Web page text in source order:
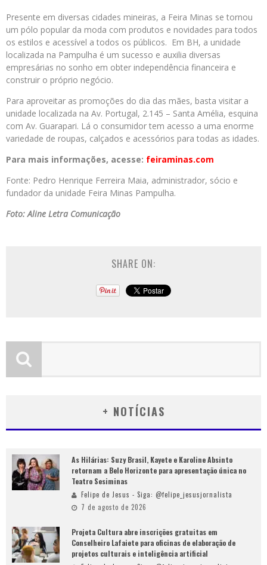
Presente em diversas cidades mineiras, a Feira Minas se tornou
um pólo popular da moda com produtos e novidades para todos
os estilos e acessível a todos os públicos. Em BH, a unidade
localizada na Pampulha é um sucesso e auxilia diversas
empresárias no sonho em obter independência financeira e
construir o próprio negócio.
Para aproveitar as promoções do dia das mães, basta visitar a
unidade localizada na Av. Portugal, 2.145 – Santa Amélia, esquina
com Av. Guarapari. Lá o consumidor tem acesso a uma enorme
variedade de roupas, calçados e acessórios para todas as idades.
Para mais informações, acesse: feiraminas.com
Fonte: Pedro Henrique Ferreira Maia, administrador, sócio e
fundador da unidade Feira Minas Pampulha.
Foto: Aline Letra Comunicação
SHARE ON:
+ NOTÍCIAS
As Hilárias: Suzy Brasil, Kayete e Karoline Absinto
retornam a Belo Horizonte para apresentação única no
Teatro Sesiminas
Felipe de Jesus - Siga: @felipe_jesusjornalista
7 de agosto de 2026
Projeta Cultura abre inscrições gratuitas em
Conselheiro Lafaiete para oficinas de elaboração de
projetos culturais e inteligência artificial